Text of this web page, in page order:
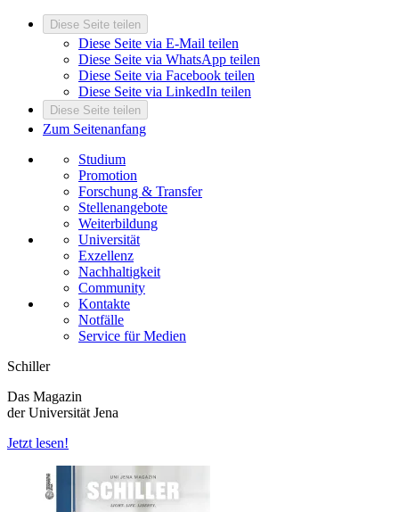
Diese Seite teilen
Diese Seite via E-Mail teilen
Diese Seite via WhatsApp teilen
Diese Seite via Facebook teilen
Diese Seite via LinkedIn teilen
Diese Seite teilen
Zum Seitenanfang
Studium
Promotion
Forschung & Transfer
Stellenangebote
Weiterbildung
Universität
Exzellenz
Nachhaltigkeit
Community
Kontakte
Notfälle
Service für Medien
Schiller
Das Magazin
der Universität Jena
Jetzt lesen!